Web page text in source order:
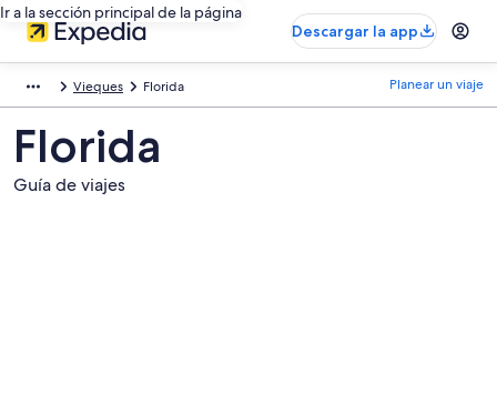
Ir a la sección principal de la página
Descargar la app
Vieques Florida Planear un viaje
Florida
Guía de viajes